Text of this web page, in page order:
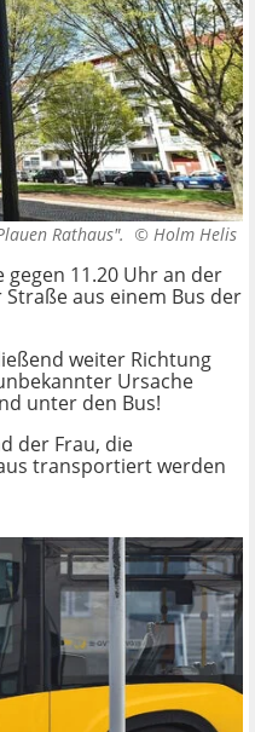
Rathaus". © Holm Helis
gegen 11.20 Uhr an der
aus einem Bus der
weiter Richtung
Ursache
unter den Bus!
der Frau, die
transportiert werden